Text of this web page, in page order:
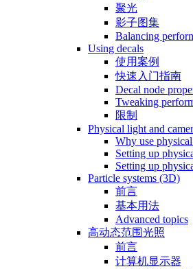
聚光
影子图集
Balancing
Using decals
使用案例
快速入门指南
Decal node
Tweaking
限制
Physical light and
Why use
Setting up
Setting up
Particle systems (3D)
前言
基本用法
Advanced topics
高动态范围光照
前言
计算机显示器